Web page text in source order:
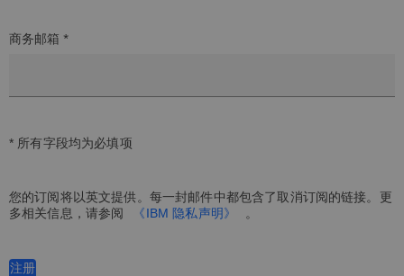
商务邮箱 *
* 所有字段均为必填项
您的订阅将以英文提供。每一封邮件中都包含了取消订阅的链接。更
多相关信息，请参阅
《IBM 隐私声明》 。
注册